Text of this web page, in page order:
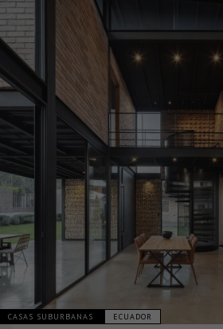
CASAS SUBURBANAS ECUADOR